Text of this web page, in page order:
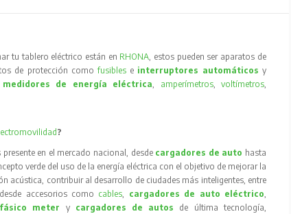
tu tablero eléctrico están en RHONA, estos pueden ser aparatos de
de protección comofusibles e interruptores automáticos y
medidores de energía eléctrica, amperímetros, voltímetros,
?
presente en el mercado nacional, desde cargadores de auto hasta
verde del uso de la energía eléctrica con el objetivo de mejorar la
acústica, contribuir al desarrollo de ciudades más inteligentes, entre
accesorios como cables, cargadores de auto eléctrico,
meter y cargadores de autos
de última tecnología,